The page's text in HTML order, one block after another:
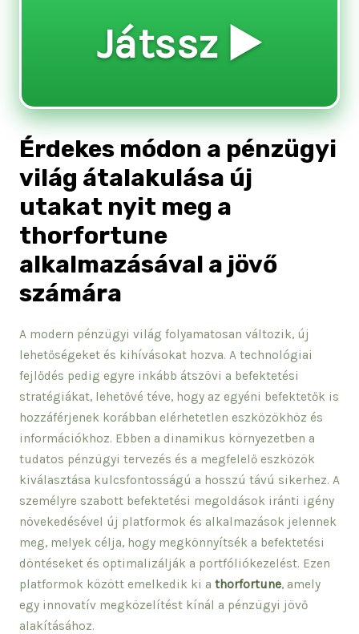
Játssz ▶️
Érdekes módon a pénzügyi
világ átalakulása új
utakat nyit meg a
thorfortune
alkalmazásával a jövő
számára
A modern pénzügyi világ folyamatosan változik, új
lehetőségeket és kihívásokat hozva. A technológiai
fejlődés pedig egyre inkább átszövi a befektetési
stratégiákat, lehetővé téve, hogy az egyéni befektetők is
hozzáférjenek korábban elérhetetlen eszközökhöz és
információkhoz. Ebben a dinamikus környezetben a
tudatos pénzügyi tervezés és a megfelelő eszközök
kiválasztása kulcsfontosságú a hosszú távú sikerhez. A
személyre szabott befektetési megoldások iránti igény
növekedésével új platformok és alkalmazások jelennek
meg, melyek célja, hogy megkönnyítsék a befektetési
döntéseket és optimalizálják a portfóliókezelést. Ezen
platformok között emelkedik ki a thorfortune, amely
egy innovatív megközelítést kínál a pénzügyi jövő
alakításához.